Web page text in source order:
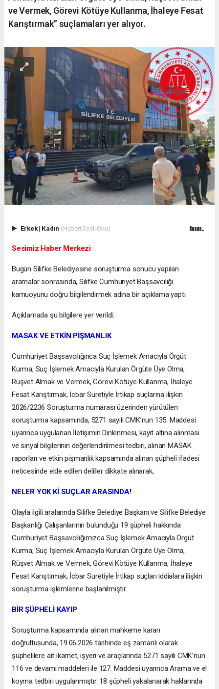
ve Vermek, Görevi Kötüye Kullanma, İhaleye Fesat
Karıştırmak” suçlamaları yer alıyor.
Erkek| Kadın (Haberi Sesli Oku)
Sesimiz Haber Merkezi
Bugün Silifke Belediyesine soruşturma sonucu yapılan
aramalar sonrasında, Silifke Cumhuriyet Başsavcılığı
kamuoyunu doğru bilgilendirmek adına bir açıklama yaptı.
Açıklamada şu bilgilere yer verildi:
MASAK VE ETKİN PİŞMANLIK
Cumhuriyet Başsavcılığınca Suç İşlemek Amacıyla Örgüt
Kurma, Suç İşlemek Amacıyla Kurulan Örgüte Üye Olma,
Rüşvet Almak ve Vermek, Görevi Kötüye Kullanma, İhaleye
Fesat Karıştırmak, İcbar Suretiyle İrtikap suçlarına ilişkin
2026/2236 Soruşturma numarası üzerinden yürütülen
soruşturma kapsamında, 5271 sayılı CMK’nun 135. Maddesi
uyarınca uygulanan İletişimin Dinlenmesi, kayıt altına alınması
ve sinyal bilgilerinin değerlendirilmesi tedbiri, alınan MASAK
raporları ve etkin pişmanlık kapsamında alınan şüpheli ifadesi
neticesinde elde edilen deliller dikkate alınarak;
NELER YOK Kİ SUÇLAR ARASINDA!
Olayla ilgili aralarında Silifke Belediye Başkanı ve Silifke Belediye
Başkanlığı Çalışanlarının bulunduğu 19 şüpheli hakkında
Cumhuriyet Başsavcılığımızca Suç İşlemek Amacıyla Örgüt
Kurma, Suç İşlemek Amacıyla Kurulan Örgüte Üye Olma,
Rüşvet Almak ve Vermek, Görevi Kötüye Kullanma, İhaleye
Fesat Karıştırmak, İcbar Suretiyle İrtikap suçları iddialara ilişkin
soruşturma işlemlerine başlanılmıştır.
BİR ŞÜPHELİ KAYIP
Soruşturma kapsamında alınan mahkeme kararı
doğrultusunda, 19.06.2026 tarihinde eş zamanlı olarak
şüphelilere ait ikamet, işyeri ve araçlarında 5271 sayılı CMK’nun
116 ve devamı maddeleri ile 127. Maddesi uyarınca Arama ve el
koyma tedbiri uygulanmıştır. 18 şüpheli yakalanarak haklarında